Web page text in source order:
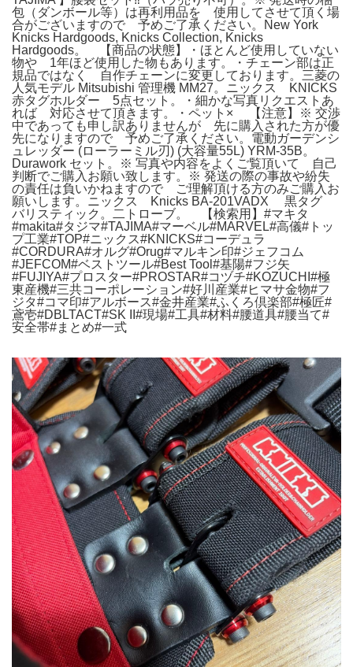
包（ダンボール等）は再利用品を 使用してさせて頂く場
合がございますので 予めご了承ください。New York
Knicks Hardgoods, Knicks Collection, Knicks
Hardgoods。 【商品の状態】・ほとんど使用していない
物や 1年ほど使用した物もあります。・チェーン部は正
規品ではなく 自作チェーンに変更しております。三菱の
人気モデル Mitsubishi 管理機 MM27。ニックス KNICKS
赤タグホルダー 5点セット。・細かな写真リクエストあ
れば 対応させて頂きます。・ペット× 【注意】※ 交渉
中であっても申し訳ありませんが 先に購入された方が優
先になりますので 予めご了承ください。電動ガーデンシ
ュレッダー (ローラーミル刃) (大容量55L) YRM-35B。
Durawork セット。※ 写真や内容をよくご覧頂いて 自己
判断でご購入お願い致します。※ 発送の際の事故や紛失
の責任は負いかねますので ご理解頂ける方のみご購入お
願いします。ニックス Knicks BA-201VADX 黒タグ
バリスティック。二トローブ。 【検索用】#マキタ
#makita#タジマ#TAJIMA#マーベル#MARVEL#高儀#トッ
プ工業#TOP#ニックス#KNICKS#コーデュラ
#CORDURA#オルグ#Orug#マルキン印#ジェフコム
#JEFCOM#ベストツール#Best Tool#基陽#フジ矢
#FUJIYA#プロスター#PROSTAR#コヅチ#KOZUCHI#極
東産機#三共コーポレーション#好川産業#ヒマサ金物#フ
ジタ#コマ印#アルボース#金井産業#ふくろ倶楽部#極匠#
鳶壱#DBLTACT#SK II#現場#工具#材料#腰道具#腰当て#
安全帯#まとめ#一式